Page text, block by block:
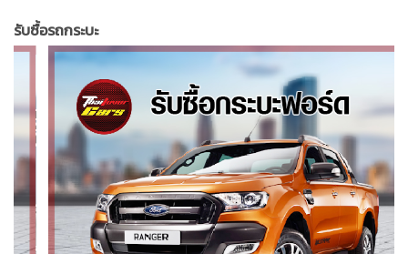
รับซื้อรถกระบะ